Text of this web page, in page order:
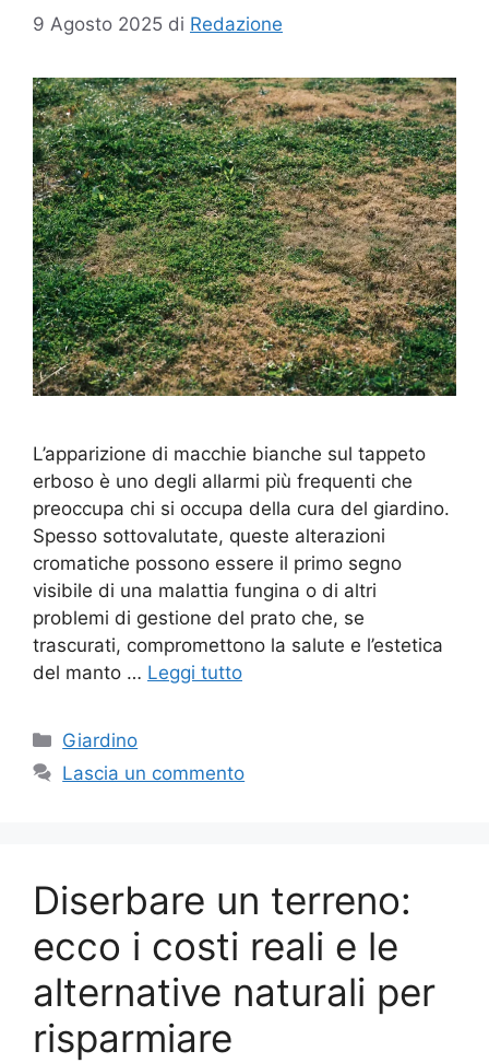
9 Agosto 2025 di Redazione
L’apparizione di macchie bianche sul tappeto
erboso è uno degli allarmi più frequenti che
preoccupa chi si occupa della cura del giardino.
Spesso sottovalutate, queste alterazioni
cromatiche possono essere il primo segno
visibile di una malattia fungina o di altri
problemi di gestione del prato che, se
trascurati, compromettono la salute e l’estetica
del manto … Leggi tutto
Categorie
Giardino
Lascia un commento
Diserbare un terreno:
ecco i costi reali e le
alternative naturali per
risparmiare